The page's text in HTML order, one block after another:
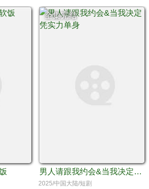
全集完结
男人请跟我约会&当我决定凭实力单身
2025/中国大陆/短剧